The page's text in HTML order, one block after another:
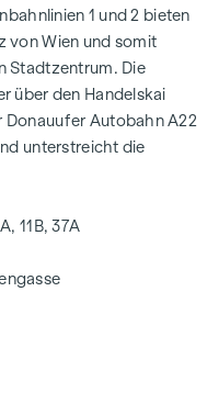
1 und 2 bieten
von Wien und somit
Stadtzentrum. Die
über den Handelskai
Donauufer Autobahn A22
unterstreicht die
11B, 37A